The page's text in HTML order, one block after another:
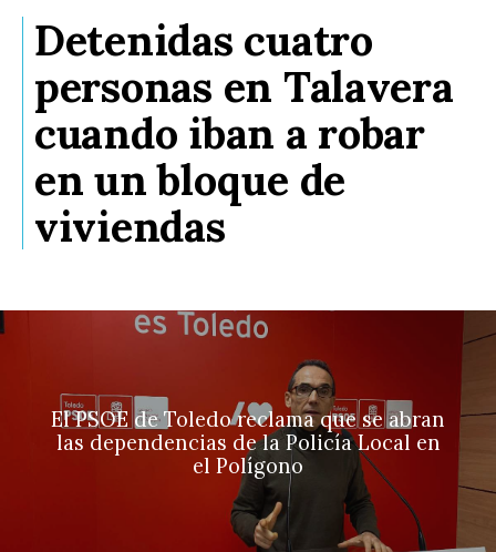
Detenidas cuatro
personas en Talavera
cuando iban a robar
en un bloque de
viviendas
El PSOE de Toledo reclama que se abran
las dependencias de la Policía Local en
el Polígono